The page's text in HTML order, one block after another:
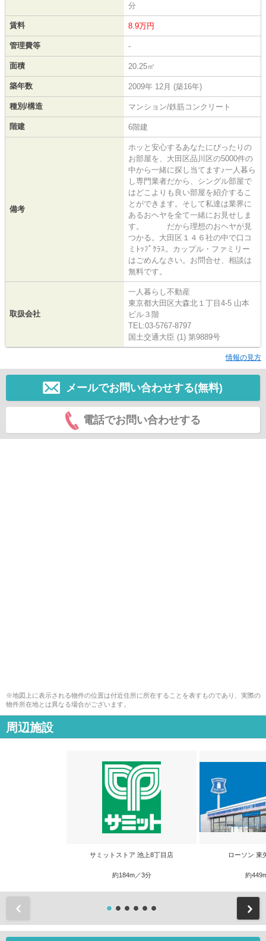
分
賃料 8.9万円
管理費等 -
面積 20.25㎡
築年数 2009年 12月 (築16年)
種別/構造 マンション/鉄筋コンクリート
階建 6階建
備考
ホッと安心するあなたにぴったりの
お部屋を、大田区品川区の5000件の
中から一緒に探し当てます♪一人暮ら
し専門業者だから、シングル部屋で
はどこよりも良い部屋を紹介するこ
とができます。そして私達は業界に
あるおヘヤを全て一緒にお見せしま
す。 だから理想のおヘヤが見
つかる。大田区１４６社の中で口コ
ミﾄｯﾌﾟｸﾗｽ。カップル・ファミリー
はごめんなさい。お問合せ、相談は
無料です。
取扱会社
一人暮らし不動産
東京都大田区大森北１丁目4-5 山本
ビル３階
TEL:03-5767-8797
国土交通大臣 (1) 第9889号
情報の見方
メールでお問い合わせする(無料)
電話でお問い合わせする
※地図上に表示される物件の位置は付近住所に所在することを表すものであり、実際の
物件所在地とは異なる場合がございます。
周辺施設
サミットストア 池上8丁目店
約184m／3分
ローソン 東
約